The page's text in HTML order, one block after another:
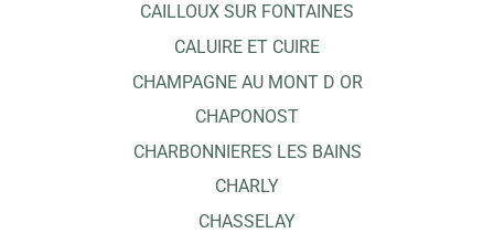
CAILLOUX SUR FONTAINES
CALUIRE ET CUIRE
CHAMPAGNE AU MONT D OR
CHAPONOST
CHARBONNIERES LES BAINS
CHARLY
CHASSELAY